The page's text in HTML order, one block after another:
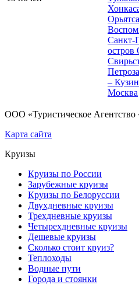
Санкт-
остров
–
Москва
ООО «Туристическое
Карта сайта
Круизы
Круизы по России
Зарубежные круизы
Круизы по Белоруссии
Двухдневные круизы
Трехдневные круизы
Четырехдневные круизы
Дешевые круизы
Сколько стоит круиз?
Теплоходы
Водные пути
Города и стоянки